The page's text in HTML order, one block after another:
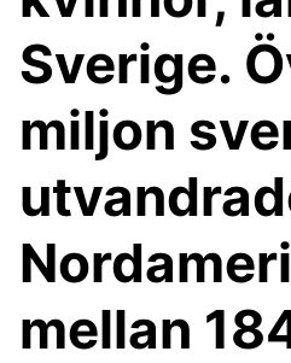
Sverige.
miljon
mellan